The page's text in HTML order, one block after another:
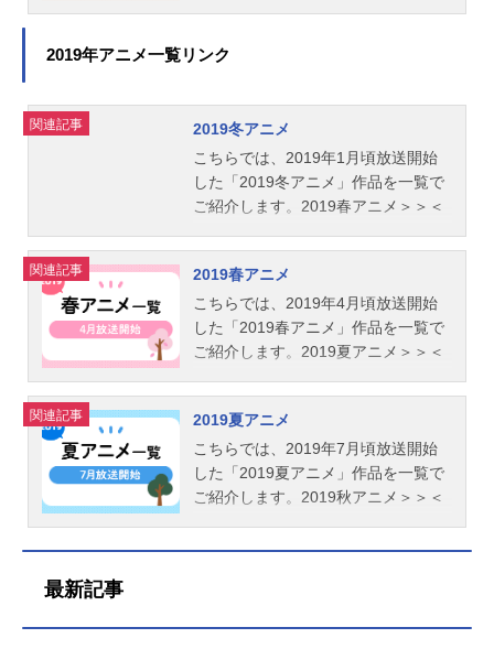
2019年アニメ一覧リンク
関連記事
2019冬アニメ
こちらでは、2019年1月頃放送開始
した「2019冬アニメ」作品を一覧で
ご紹介します。2019春アニメ＞＞＜
関連記事
2019春アニメ
こちらでは、2019年4月頃放送開始
した「2019春アニメ」作品を一覧で
ご紹介します。2019夏アニメ＞＞＜
関連記事
2019夏アニメ
こちらでは、2019年7月頃放送開始
した「2019夏アニメ」作品を一覧で
ご紹介します。2019秋アニメ＞＞＜
最新記事